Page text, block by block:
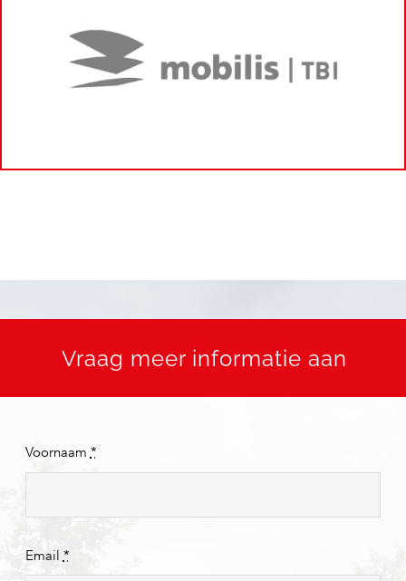
Vraag meer informatie aan
Voornaam *
Email *